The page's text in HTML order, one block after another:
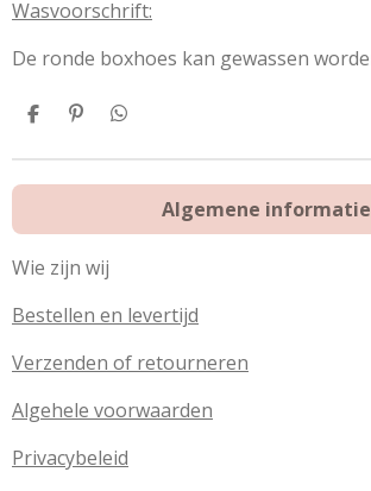
Wasvoorschrift:
De ronde boxhoes kan gewassen
D
l
P
n
D
l
Algemene informatie
Wie zijn wij
Bestellen en levertijd
Verzenden of retourneren
Algehele voorwaarden
Privacybeleid